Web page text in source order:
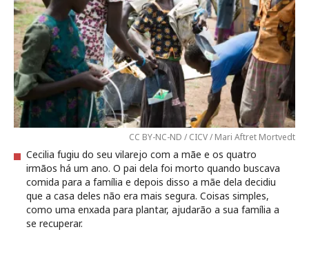
CC BY-NC-ND / CICV / Mari Aftret Mortvedt
Cecilia fugiu do seu vilarejo com a mãe e os quatro
irmãos há um ano. O pai dela foi morto quando buscava
comida para a família e depois disso a mãe dela decidiu
que a casa deles não era mais segura. Coisas simples,
como uma enxada para plantar, ajudarão a sua família a
se recuperar.